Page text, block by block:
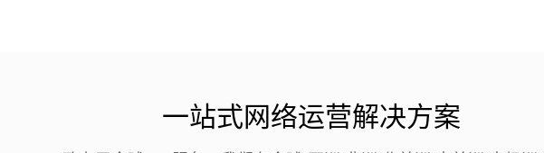
一站式网络运营解决方案